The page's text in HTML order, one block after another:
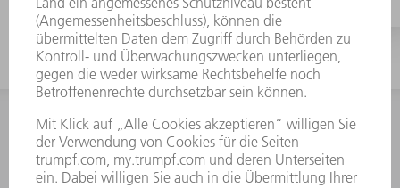
KONTAKT NEWSROOM